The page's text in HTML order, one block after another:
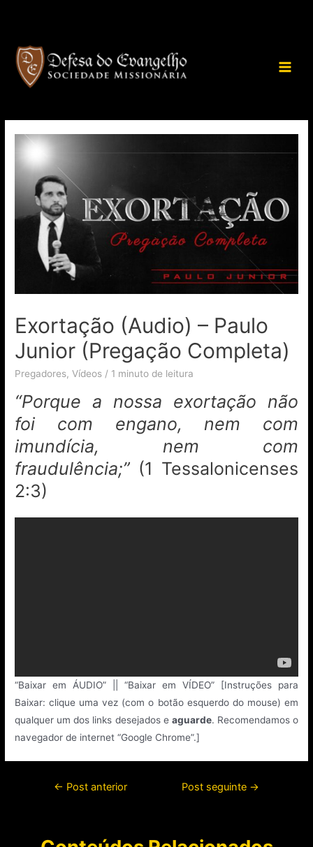
Exortação (Audio) – Paulo
Junior (Pregação Completa)
Pregadores,Vídeos / 1 minuto de leitura
“Porque a nossa exortação não
foi com engano, nem com
imundícia, nem com
fraudulência;” (1 Tessalonicenses
2:3)
“Baixar em ÁUDIO” || “Baixar em VÍDEO” [Instruções para
Baixar: clique uma vez (com o botão esquerdo do mouse) em
qualquer um dos links desejados e aguarde. Recomendamos o
navegador de internet “Google Chrome”.]
← Post anterior Post seguinte →